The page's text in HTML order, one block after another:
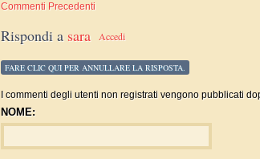
Commenti Precedenti
Rispondi a sara Accedi
FARE CLIC QUI PER ANNULLARE LA RISPOSTA.
I commenti degli utenti non registrati vengono pubblicati
NOME: